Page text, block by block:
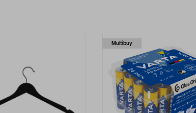
Multibuy